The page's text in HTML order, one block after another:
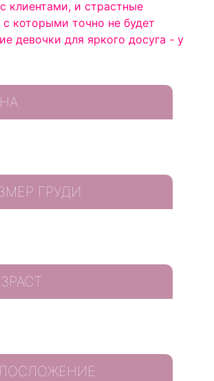
клиентами, и страстные
которыми точно не будет
девочки для яркого досуга - у
ГРУДИ